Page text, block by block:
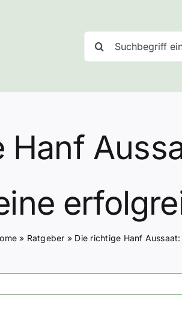
nach:
Hanf
» Ratgeber » Die richtige Hanf